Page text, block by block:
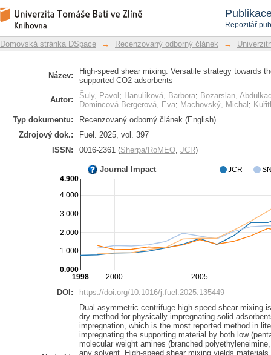
Repozitář
High-speed shear mixing: Versatile
amine-supported CO2 adsorbents
Repozitář DSpace/Manakin
Domovská stránka DSpace → Recenzovaný odborný článek →
Název:
High-speed shear mixing: Versatile strategy towards
supported CO2 adsorbents
Autor: Šuly, Pavol ; Hanulíková, Barbora; Bozarslan,
Domincová Bergerová, Eva; Machovský, Michal ;
Typ dokumentu:
Recenzovaný odborný článek (English)
Zdrojový dok.:
Fuel. 2025, vol. 397
ISSN:
0016-2361 (Sherpa/RoMEO, JCR)
Journal Impact
2000 2005
1998
1.000
2.000
3.000
4.000
0.000
4.900
JCR
DOI: https://doi.org/10.1016/j.fuel.2025.135449
Dual asymmetric centrifuge high-speed shear mixing
dry method for physically impregnating solid
impregnation, which is the most reported method in
impregnating the supporting material by both low
molecular weight amines (branched
any solvent. High-speed shear mixing yields